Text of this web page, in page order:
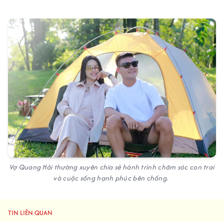
Vợ Quang Hải thường xuyên chia sẻ hành trình chăm sóc con trai
và cuộc sống hạnh phúc bên chồng.
TIN LIÊN QUAN